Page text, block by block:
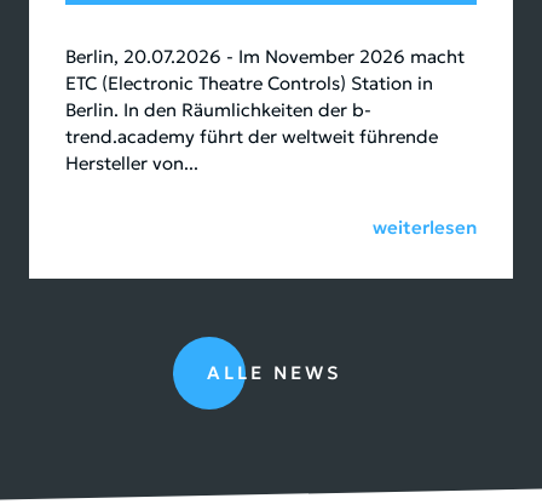
Berlin, 20.07.2026 - Im November 2026 macht
ETC (Electronic Theatre Controls) Station in
Berlin. In den Räumlichkeiten der b-
trend.academy führt der weltweit führende
Hersteller von...
weiterlesen
ALLE NEWS